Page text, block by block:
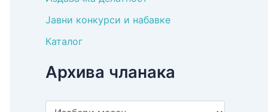
Јавни конкурси и набавке
Каталог
Архива чланака